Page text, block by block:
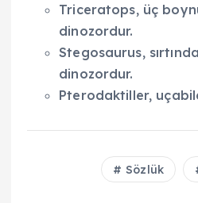
Triceratops, üç
dinozordur.
Stegosaurus,
dinozordur.
Pterodaktiller,
Sözlük